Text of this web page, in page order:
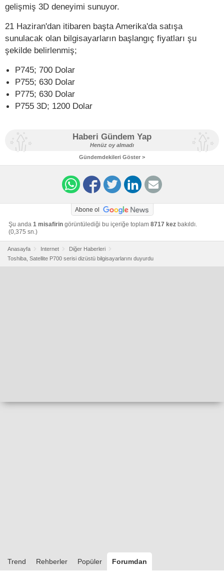
gelişmiş 3D deneyimi sunuyor.
21 Haziran'dan itibaren başta Amerika'da satışa
sunulacak olan bilgisayarların başlangıç fiyatları şu
şekilde belirlenmiş;
P745; 700 Dolar
P755; 630 Dolar
P775; 630 Dolar
P755 3D; 1200 Dolar
Haberi Gündem Yap
Henüz oy almadı
Gündemdekileri Göster >
Abone ol
Şu anda 1 misafirin görüntülediği bu içeriğe toplam 8717 kez bakıldı.
(0,375 sn.)
Anasayfa Internet
Diğer Haberleri
Toshiba, Satellite P700 serisi dizüstü bilgisayarlarını duyurdu
Trend Rehberler Popüler Forumdan